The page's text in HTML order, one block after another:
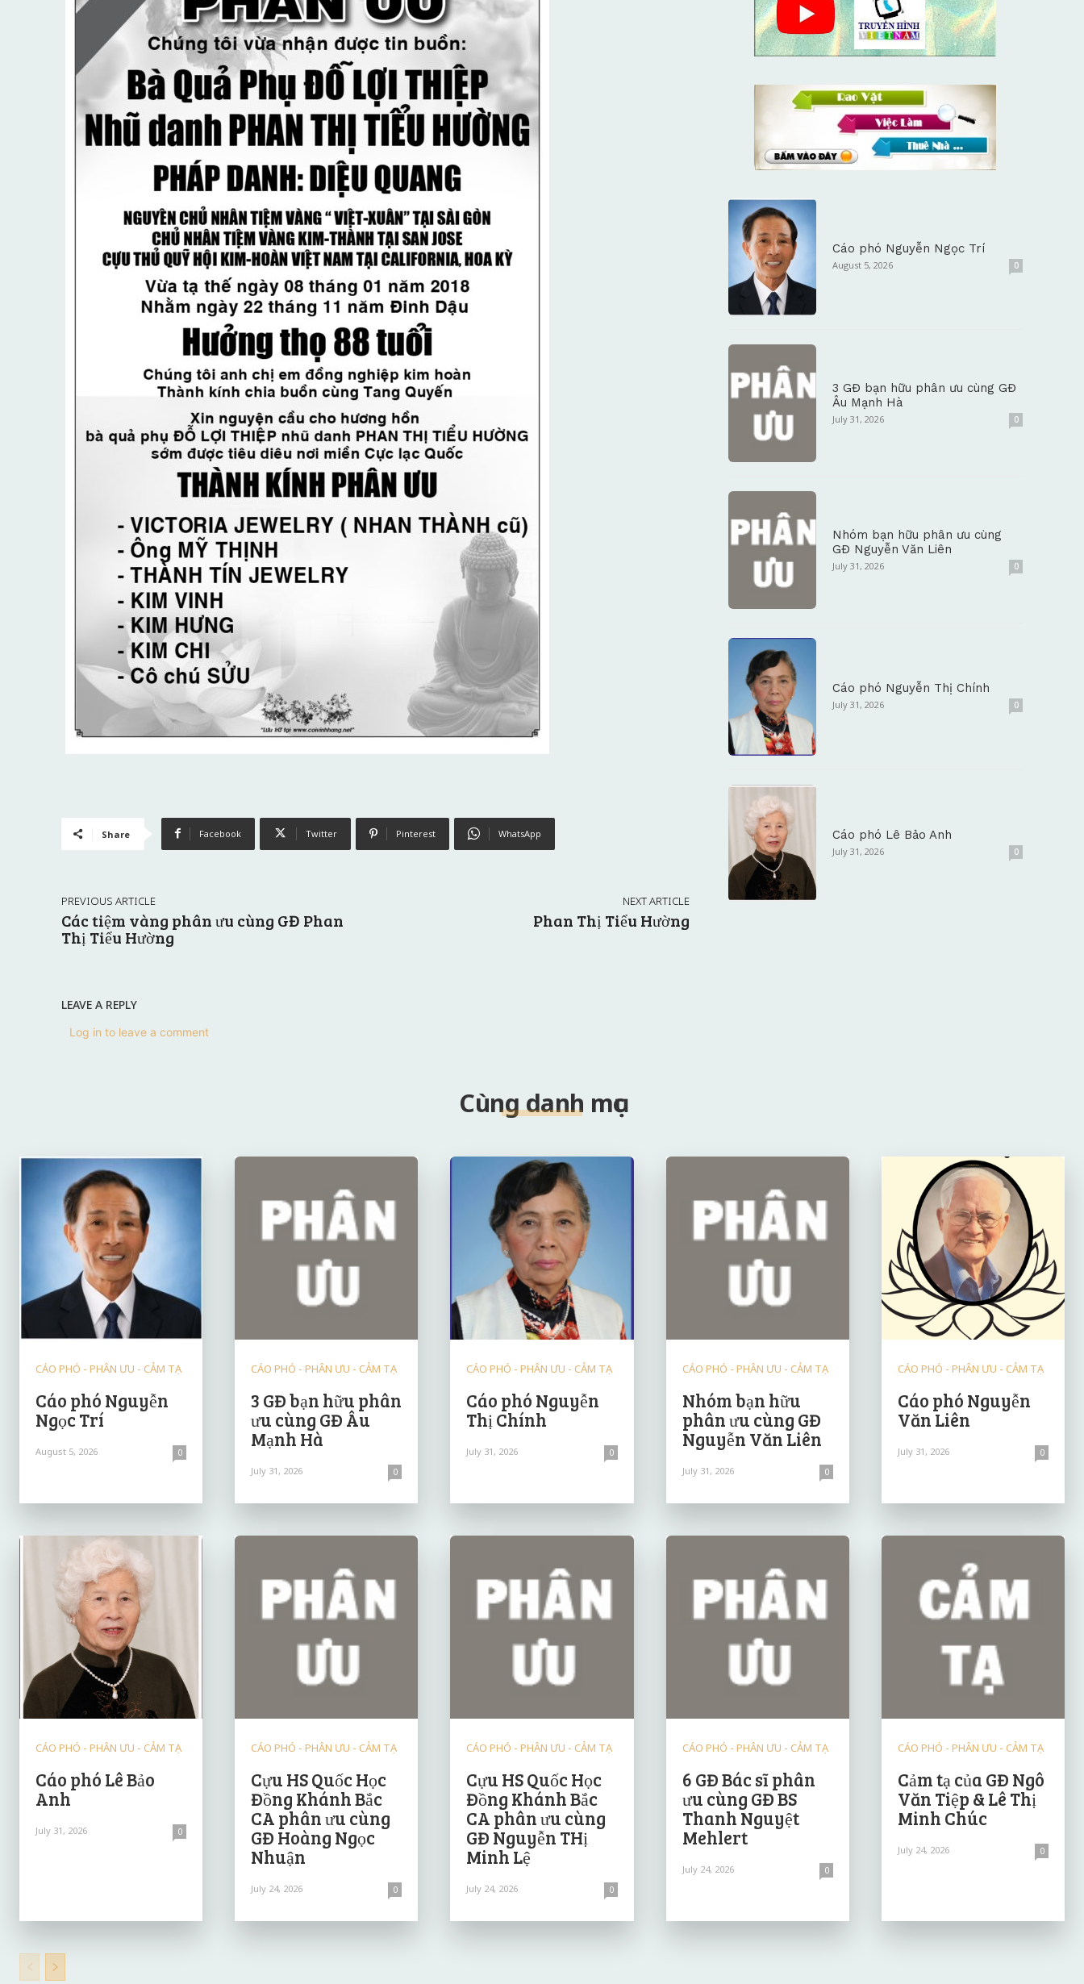
Share Facebook Twitter Pinterest WhatsApp
PREVIOUS ARTICLE
Các tiệm vàng phân ưu cùng GĐ Phan
Thị Tiểu Hường
NEXT ARTICLE
Phan Thị Tiểu Hường
LEAVE A REPLY
Log in to leave a comment
Cáo phó Nguyễn Ngọc Trí
August 5, 2026 0
3 GĐ bạn hữu phân ưu cùng GĐ
Âu Mạnh Hà
July 31, 2026 0
Nhóm bạn hữu phân ưu cùng
GĐ Nguyễn Văn Liên
July 31, 2026 0
Cáo phó Nguyễn Thị Chính
July 31, 2026 0
Cáo phó Lê Bảo Anh
July 31, 2026 0
Cùng danh mục
CÁO PHÓ - PHÂN ƯU - CẢM TẠ
Cáo phó Nguyễn
Ngọc Trí
August 5, 2026 0
CÁO PHÓ - PHÂN ƯU - CẢM TẠ
3 GĐ bạn hữu phân
ưu cùng GĐ Âu
Mạnh Hà
July 31, 2026 0
CÁO PHÓ - PHÂN ƯU - CẢM TẠ
Cáo phó Nguyễn
Thị Chính
July 31, 2026 0
CÁO PHÓ - PHÂN ƯU - CẢM TẠ
Nhóm bạn hữu
phân ưu cùng GĐ
Nguyễn Văn Liên
July 31, 2026 0
CÁO PHÓ - PHÂN ƯU - CẢM TẠ
Cáo phó Nguyễn
Văn Liên
July 31, 2026 0
CÁO PHÓ - PHÂN ƯU - CẢM TẠ
Cáo phó Lê Bảo
Anh
July 31, 2026 0
CÁO PHÓ - PHÂN ƯU - CẢM TẠ
Cựu HS Quốc Học
Đồng Khánh Bắc
CA phân ưu cùng
GĐ Hoàng Ngọc
Nhuận
July 24, 2026 0
CÁO PHÓ - PHÂN ƯU - CẢM TẠ
Cựu HS Quốc Học
Đồng Khánh Bắc
CA phân ưu cùng
GĐ Nguyễn THị
Minh Lệ
July 24, 2026 0
CÁO PHÓ - PHÂN ƯU - CẢM TẠ
6 GĐ Bác sĩ phân
ưu cùng GĐ BS
Thanh Nguyệt
Mehlert
July 24, 2026 0
CÁO PHÓ - PHÂN ƯU - CẢM TẠ
Cảm tạ của GĐ Ngô
Văn Tiệp & Lê Thị
Minh Chúc
July 24, 2026 0